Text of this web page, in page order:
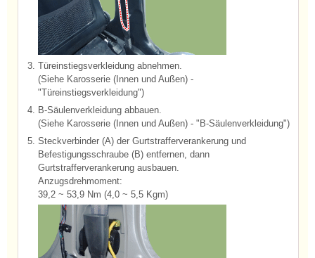
3. Türeinstiegsverkleidung abnehmen.
(Siehe Karosserie (Innen und Außen) -
"Türeinstiegsverkleidung")
4. B-Säulenverkleidung abbauen.
(Siehe Karosserie (Innen und Außen) - "B-Säulenverkleidung")
5. Steckverbinder (A) der Gurtstrafferverankerung und
Befestigungsschraube (B) entfernen, dann
Gurtstrafferverankerung ausbauen.
Anzugsdrehmoment:
39,2 ~ 53,9 Nm (4,0 ~ 5,5 Kgm)